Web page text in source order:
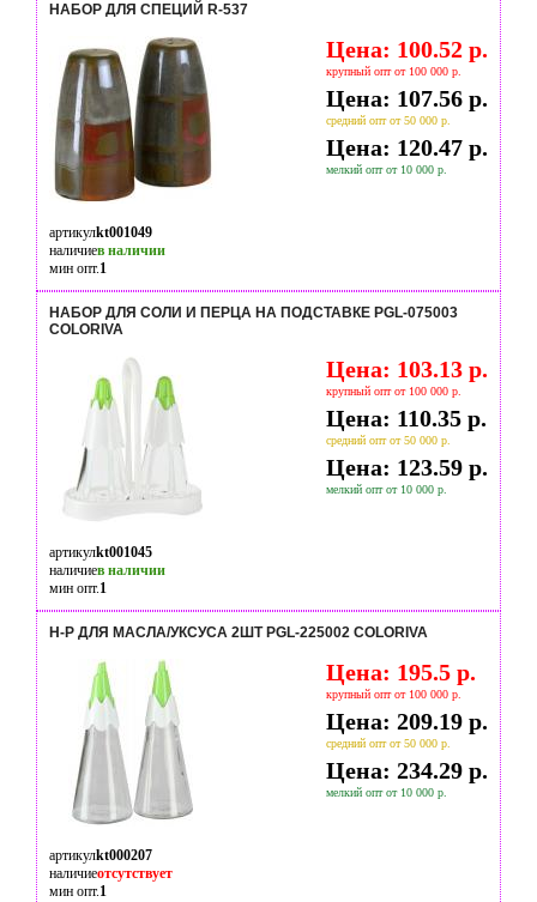
НАБОР ДЛЯ СПЕЦИЙ R-537
Цена: 100.52 р.
крупный опт от 100 000 р.
Цена: 107.56 р.
средний опт от 50 000 р.
Цена: 120.47 р.
мелкий опт от 10 000 р.
артикулkt001049
наличиев наличии
мин опт.1
НАБОР ДЛЯ СОЛИ И ПЕРЦА НА ПОДСТАВКЕ PGL-075003
COLORIVA
Цена: 103.13 р.
крупный опт от 100 000 р.
Цена: 110.35 р.
средний опт от 50 000 р.
Цена: 123.59 р.
мелкий опт от 10 000 р.
артикулkt001045
наличиев наличии
мин опт.1
Н-Р ДЛЯ МАСЛА/УКСУСА 2ШТ PGL-225002 COLORIVA
Цена: 195.5 р.
крупный опт от 100 000 р.
Цена: 209.19 р.
средний опт от 50 000 р.
Цена: 234.29 р.
мелкий опт от 10 000 р.
артикулkt000207
наличиеотсутствует
мин опт.1